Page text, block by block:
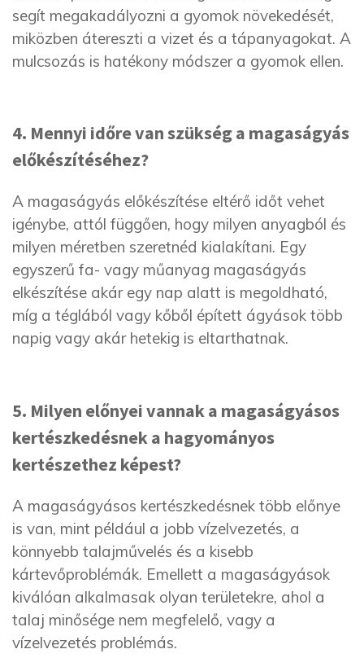
segít megakadályozni a gyomok növekedését,
miközben átereszti a vizet és a tápanyagokat. A
mulcsozás is hatékony módszer a gyomok ellen.
4. Mennyi időre van szükség a magaságyás
előkészítéséhez?
A magaságyás előkészítése eltérő időt vehet
igénybe, attól függően, hogy milyen anyagból és
milyen méretben szeretnéd kialakítani. Egy
egyszerű fa- vagy műanyag magaságyás
elkészítése akár egy nap alatt is megoldható,
míg a téglából vagy kőből épített ágyások több
napig vagy akár hetekig is eltarthatnak.
5. Milyen előnyei vannak a magaságyásos
kertészkedésnek a hagyományos
kertészethez képest?
A magaságyásos kertészkedésnek több előnye
is van, mint például a jobb vízelvezetés, a
könnyebb talajművelés és a kisebb
kártevőproblémák. Emellett a magaságyások
kiválóan alkalmasak olyan területekre, ahol a
talaj minősége nem megfelelő, vagy a
vízelvezetés problémás.